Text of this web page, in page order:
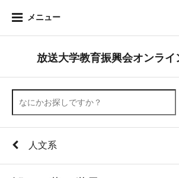
メニュー
放送大学教育振興会オンライ
人文系